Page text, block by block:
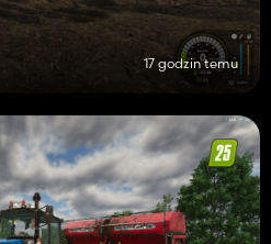
17 godzin temu